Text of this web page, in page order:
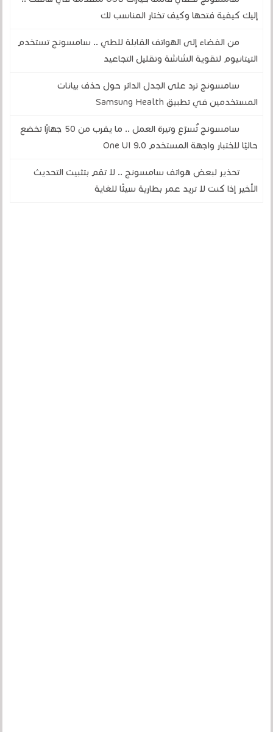
إليك كيفية فتحها وكيف تختار المناسب لك
من الفضاء إلى الهواتف القابلة للطي .. سامسونج تستخدم
التيتانيوم لتقوية الشاشة وتقليل التجاعيد
سامسونج ترد على الجدل الدائر حول حذف بيانات
المستخدمين في تطبيق Samsung Health
سامسونج تُسرّع وتيرة العمل .. ما يقرب من 50 جهازًا تخضع
حاليًا لاختبار واجهة المستخدم One UI 9.0
تحذير لبعض هواتف سامسونج .. لا تقم بتثبيت التحديث
الأخير إذا كنت لا تريد عمر بطارية سيئًا للغاية